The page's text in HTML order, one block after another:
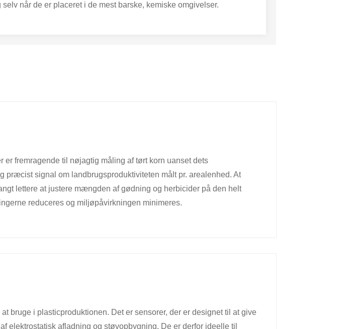
når de er placeret i de mest barske, kemiske omgivelser.
er fremragende til nøjagtig måling af tørt korn uanset dets
præcist signal om landbrugsproduktiviteten målt pr. arealenhed. At
lettere at justere mængden af gødning og herbicider på den helt
reduceres og miljøpåvirkningen minimeres.
bruge i plasticproduktionen. Det er sensorer, der er designet til at give
elektrostatisk afladning og støvopbygning. De er derfor ideelle til